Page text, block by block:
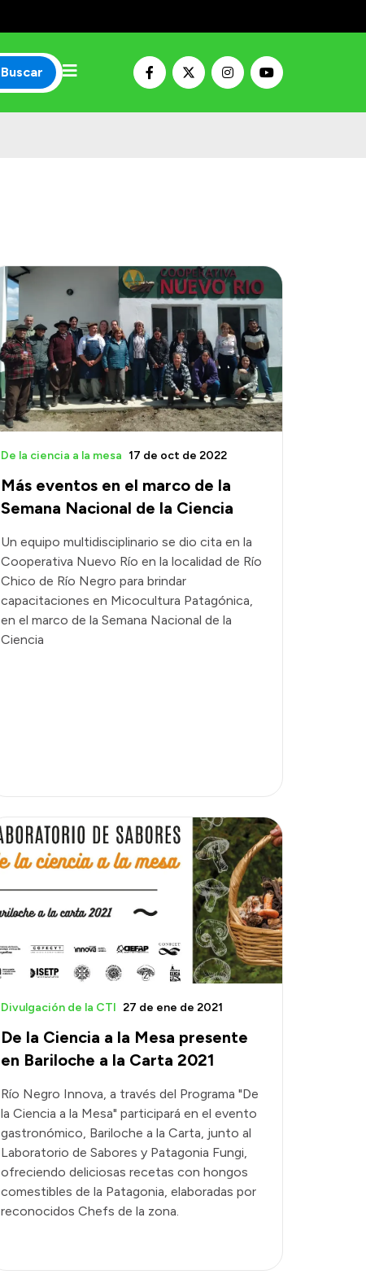
Buscar
Más eventos en el marco de la
Semana Nacional de la Ciencia
De la ciencia a la mesa 17 de oct de 2022
Un equipo multidisciplinario se dio cita en la
Cooperativa Nuevo Río en la localidad de Río
Chico de Río Negro para brindar
capacitaciones en Micocultura Patagónica,
en el marco de la Semana Nacional de la
Ciencia
De la Ciencia a la Mesa presente
en Bariloche a la Carta 2021
Divulgación de la CTI 27 de ene de 2021
Río Negro Innova, a través del Programa "De
la Ciencia a la Mesa" participará en el evento
gastronómico, Bariloche a la Carta, junto al
Laboratorio de Sabores y Patagonia Fungi,
ofreciendo deliciosas recetas con hongos
comestibles de la Patagonia, elaboradas por
reconocidos Chefs de la zona.